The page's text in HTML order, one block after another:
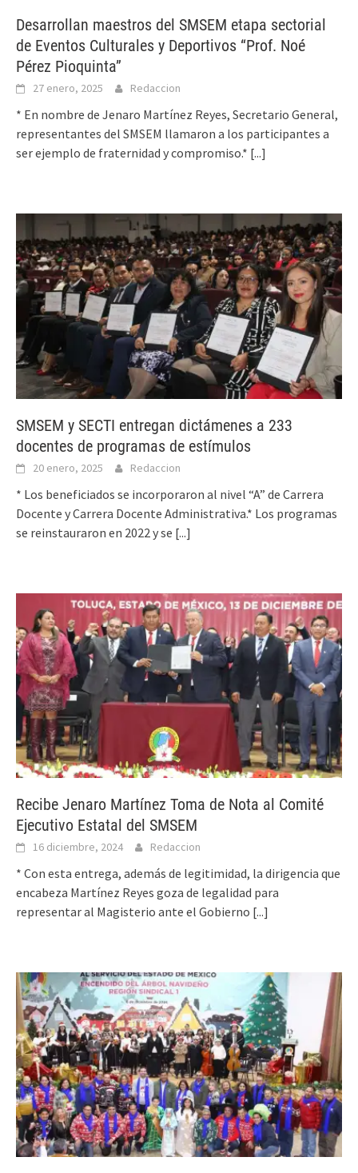
Desarrollan maestros del SMSEM etapa sectorial
de Eventos Culturales y Deportivos “Prof. Noé
Pérez Pioquinta”
27 enero, 2025 Redaccion
* En nombre de Jenaro Martínez Reyes, Secretario General,
representantes del SMSEM llamaron a los participantes a
ser ejemplo de fraternidad y compromiso.* [...]
SMSEM y SECTI entregan dictámenes a 233
docentes de programas de estímulos
20 enero, 2025 Redaccion
* Los beneficiados se incorporaron al nivel “A” de Carrera
Docente y Carrera Docente Administrativa.* Los programas
se reinstauraron en 2022 y se [...]
Recibe Jenaro Martínez Toma de Nota al Comité
Ejecutivo Estatal del SMSEM
16 diciembre, 2024 Redaccion
* Con esta entrega, además de legitimidad, la dirigencia que
encabeza Martínez Reyes goza de legalidad para
representar al Magisterio ante el Gobierno [...]